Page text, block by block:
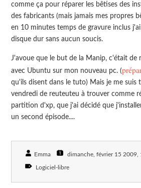
comme ça pour réparer les bêtises des
des fabricants (mais jamais mes propres
en 10 minutes temps de gravure inclus
disque dur sans aucun soucis.
J'avoue que le but de la Manip, c'était de
avec Ubuntu sur mon nouveau pc. (
qu'ils disent dans le tuto) Mais je me suis
vendredi de reuteuteu à trouver comme
partition d'xp, que j'ai décidé que
un second épisode....
Emma dimanche, février 15 2009,
Logiciel-libre